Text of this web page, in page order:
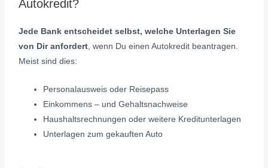
Autokredit?
Jede Bank entscheidet selbst, welche Unterlagen Sie
von Dir anfordert, wenn Du einen Autokredit beantragen.
Meist sind dies:
Personalausweis oder Reisepass
Einkommens – und Gehaltsnachweise
Haushaltsrechnungen oder weitere Kreditunterlagen
Unterlagen zum gekauften Auto